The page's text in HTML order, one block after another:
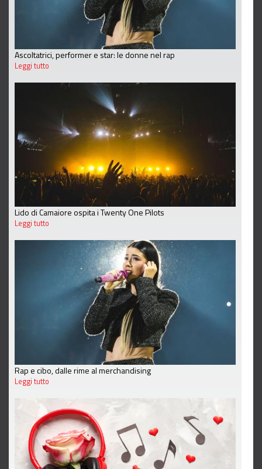
Ascoltatrici, performer e star: le donne nel rap
Leggi tutto
Lido di Camaiore ospita i Twenty One Pilots
Leggi tutto
Rap e cibo, dalle rime al merchandising
Leggi tutto